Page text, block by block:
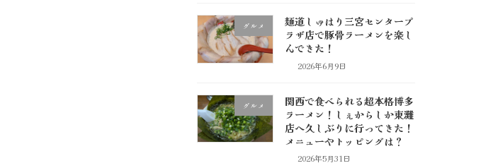
グルメ
麺道しゅはり三宮センタープ
ラザ店で豚骨ラーメンを楽し
んできた！
2026年6月9日
グルメ
関西で食べられる超本格博多
ラーメン！しぇからしか東灘
店へ久しぶりに行ってきた！
メニューやトッピングは？
2026年5月31日